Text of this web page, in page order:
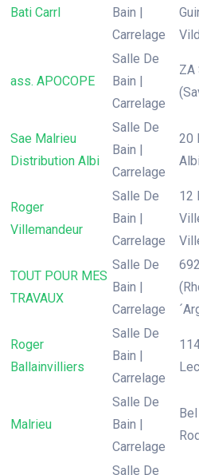
Bati Carrl
Bain |
Carrelage
ass. APOCOPE
Salle De
Bain |
Carrelage
ZA
Sae Malrieu
Distribution Albi
Salle De
Bain |
Carrelage
20
Albi
Roger
Villemandeur
Salle De
Bain |
Carrelage
12
TOUT POUR MES
TRAVAUX
Salle De
Bain |
Carrelage
Roger
Ballainvilliers
Salle De
Bain |
Carrelage
Malrieu
Salle De
Bain |
Carrelage
Salle De